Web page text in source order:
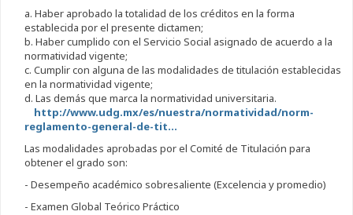
a. Haber aprobado la totalidad de los créditos en la forma
establecida por el presente dictamen;
b. Haber cumplido con el Servicio Social asignado de acuerdo a la
normatividad vigente;
c. Cumplir con alguna de las modalidades de titulación establecidas
en la normatividad vigente;
d. Las demás que marca la normatividad universitaria.
http://www.udg.mx/es/nuestra/normatividad/norm-
reglamento-general-de-tit...
Las modalidades aprobadas por el Comité de Titulación para
obtener el grado son:
- Desempeño académico sobresaliente (Excelencia y promedio)
- Examen Global Teórico Práctico